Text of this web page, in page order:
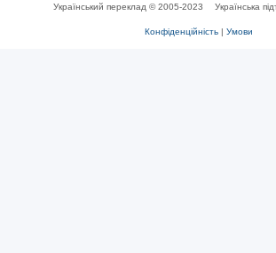
Український переклад © 2005-2023 Українська
Конфіденційність | Умови